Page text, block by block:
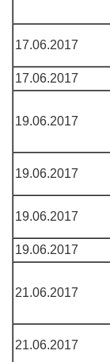
17.06.2017
17.06.2017
19.06.2017
19.06.2017
19.06.2017
19.06.2017
21.06.2017
21.06.2017